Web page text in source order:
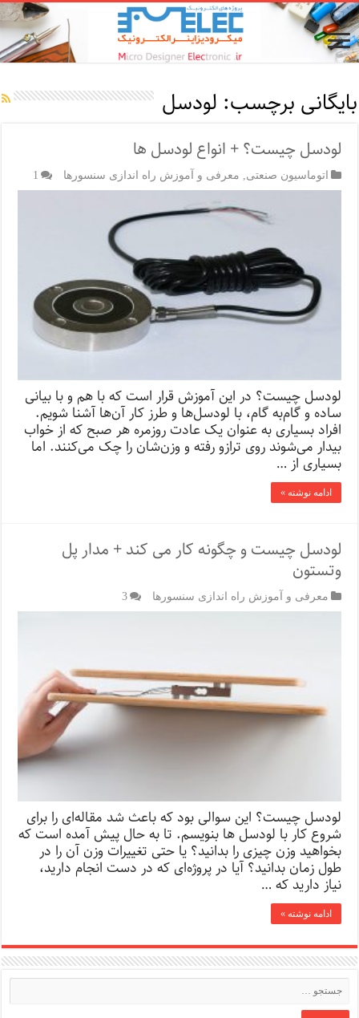
بایگانی برچسب: لودسل
لودسل چیست؟ + انواع لودسل ها
اتوماسیون صنعتی معرفی و آموزش راه اندازی سنسورها 1
لودسل چیست؟ در این آموزش قرار است که با هم و با بیانی
ساده و گام‌به گام، با لودسل‌ها و طرز کار آن‌ها آشنا شویم.
افراد بسیاری به عنوان یک عادت روزمره هر صبح که از خواب
بیدار می‌شوند روی ترازو رفته و وزن‌شان را چک می‌کنند. اما
بسیاری از …
ادامه نوشته »
لودسل چیست و چگونه کار می کند + مدار پل‌
وتستون
معرفی و آموزش راه اندازی سنسورها 3
لودسل چیست؟ این سوالی بود که باعث شد مقاله‌ای را برای
شروع کار با لودسل ها بنویسم. تا به حال پیش آمده است که
بخواهید وزن چیزی را بدانید؟ یا حتی تغییرات وزن آن را در
طول زمان بدانید؟ آیا در پروژه‌ای که در دست انجام دارید،
نیاز دارید که …
ادامه نوشته »